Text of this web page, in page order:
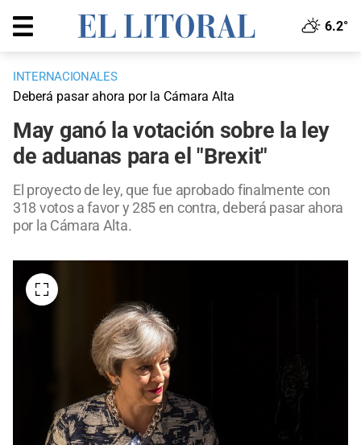
6.2°
INTERNACIONALES
Deberá pasar ahora por la Cámara Alta
May ganó la votación sobre la ley
de aduanas para el "Brexit"
El proyecto de ley, que fue aprobado finalmente con
318 votos a favor y 285 en contra, deberá pasar ahora
por la Cámara Alta.